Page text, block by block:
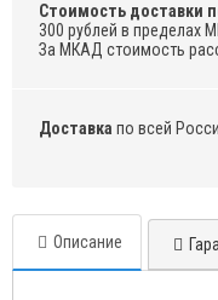
Стоимость доставки
300 рублей в пределах
За МКАД стоимость
Доставка по всей
Описание